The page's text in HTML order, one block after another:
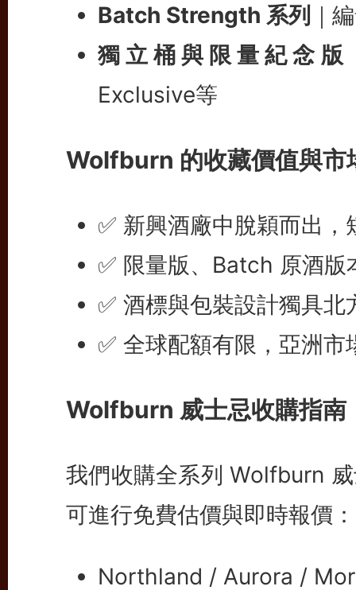
Batch Strength 系列 ｜
獨立桶與限量紀念版
Exclusive等
Wolfburn 的收藏價值與市
✅ 新興酒廠中脫穎而出
✅ 限量版、Batch 原酒版
✅ 酒標與包裝設計獨具
✅ 全球配額有限，亞洲市
Wolfburn 威士忌收購指南
我們收購全系列 Wolfburn
可進行免費估價與即時報價：
Northland / Aurora /